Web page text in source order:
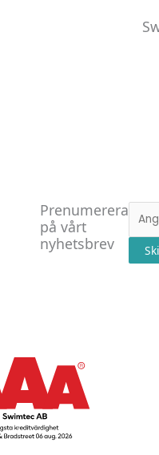
Prenumerera
på vårt
nyhetsbrev
E-
post